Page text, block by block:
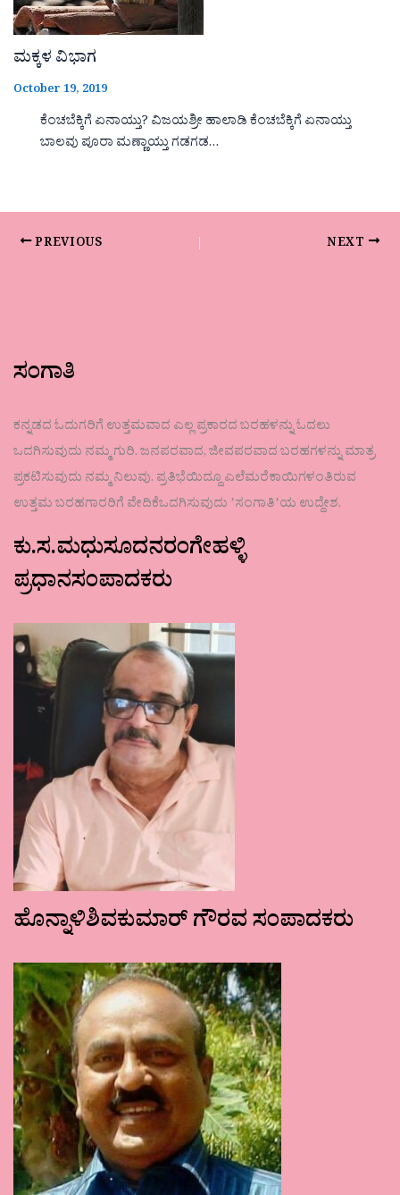
ಮಕ್ಕಳ ವಿಭಾಗ
October 19, 2019
ಕೆಂಚಬೆಕ್ಕಿಗೆ ಏನಾಯ್ತು? ವಿಜಯಶ್ರೀ ಹಾಲಾಡಿ ಕೆಂಚಬೆಕ್ಕಿಗೆ ಏನಾಯ್ತು
ಬಾಲವು ಪೂರಾ ಮಣ್ಣಾಯ್ತು ಗಡಗಡ…
PREVIOUS NEXT
ಸಂಗಾತಿ
ಕನ್ನಡದ ಓದುಗರಿಗೆ ಉತ್ತಮವಾದ ಎಲ್ಲ ಪ್ರಕಾರದ ಬರಹಳನ್ನು ಓದಲು
ಒದಗಿಸುವುದು ನಮ್ಮ ಗುರಿ. ಜನಪರವಾದ, ಜೀವಪರವಾದ ಬರಹಗಳನ್ನು ಮಾತ್ರ
ಪ್ರಕಟಿಸುವುದು ನಮ್ಮ ನಿಲುವು. ಪ್ರತಿಭೆಯಿದ್ದೂ ಎಲೆಮರೆಕಾಯಿಗಳಂತಿರುವ
ಉತ್ತಮ ಬರಹಗಾರರಿಗೆ ವೇದಿಕೆಒದಗಿಸುವುದು ʼಸಂಗಾತಿʼಯ ಉದ್ದೇಶ.
ಕು.ಸ.ಮಧುಸೂದನರಂಗೇಹಳ್ಳಿ
ಪ್ರಧಾನಸಂಪಾದಕರು
ಹೊನ್ನಾಳಿಶಿವಕುಮಾರ್ ಗೌರವ ಸಂಪಾದಕರು